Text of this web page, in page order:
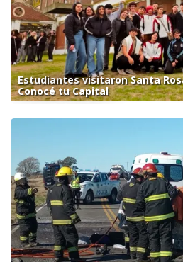
Estudiantes visitaron Santa
Conocé tu Capital